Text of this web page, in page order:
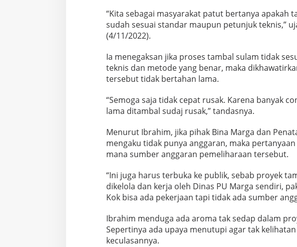
“Kita sebagai masyarakat patut bertanya apakah
sudah sesuai standar maupun petunjuk teknis,”
(4/11/2022).
Ia menegaksan jika proses tambal sulam tidak
teknis dan metode yang benar, maka
tersebut tidak bertahan lama.
“Semoga saja tidak cepat rusak. Karena banyak
lama ditambal sudaj rusak,” tandasnya.
Menurut Ibrahim, jika pihak Bina Marga dan
mengaku tidak punya anggaran, maka
mana sumber anggaran pemeliharaan tersebut.
“Ini juga harus terbuka ke publik, sebab proyek
dikelola dan kerja oleh Dinas PU Marga sendiri,
Kok bisa ada pekerjaan tapi tidak ada sumber
Ibrahim menduga ada aroma tak sedap dalam
Sepertinya ada upaya menutupi agar tak
keculasannya.